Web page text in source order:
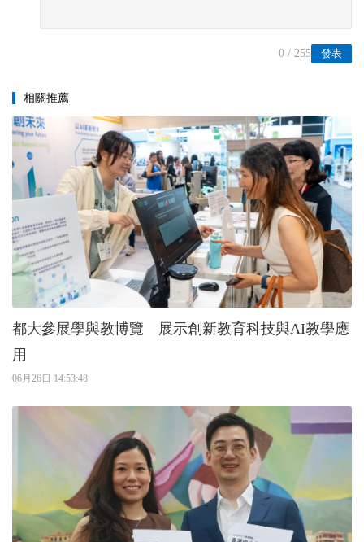
發表
0 / 255
相關推薦
都大參展學與教博覽 展示創新教育科技與AI教學應
用
06月26日 14:53:48